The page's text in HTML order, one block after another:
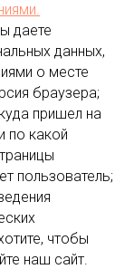
даете
данных,
о месте
браузера;
пришел на
по какой
пользователь;
чтобы
наш сайт.